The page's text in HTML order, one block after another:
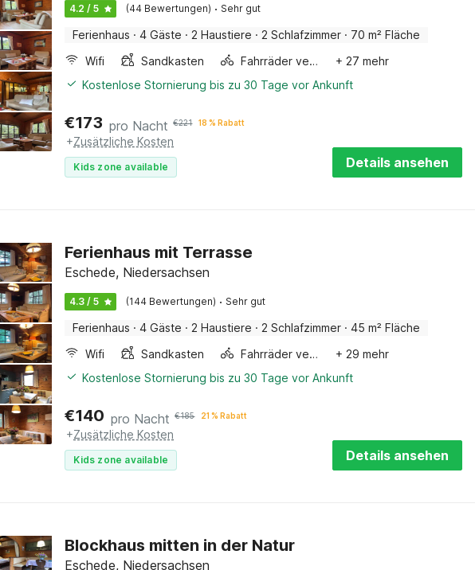
4.2 / 5 (44 Bewertungen) · Sehr gut
Ferienhaus · 4 Gäste · 2 Haustiere · 2 Schlafzimmer · 70 m² Fläche
Wifi
Sandkasten Fahrräder verfügbar
+ 27 mehr
Kostenlose Stornierung bis zu 30 Tage vor Ankunft
€173 pro Nacht €221 18 % Rabatt
+Zusätzliche Kosten
Kids zone available Details ansehen
Ferienhaus mit Terrasse
Eschede, Niedersachsen
4.3 / 5 (144 Bewertungen) · Sehr gut
Ferienhaus · 4 Gäste · 2 Haustiere · 2 Schlafzimmer · 45 m² Fläche
Wifi
Sandkasten Fahrräder verfügbar
+ 29 mehr
Kostenlose Stornierung bis zu 30 Tage vor Ankunft
€140 pro Nacht €185 21 % Rabatt
+Zusätzliche Kosten
Kids zone available Details ansehen
Blockhaus mitten in der Natur
Eschede, Niedersachsen